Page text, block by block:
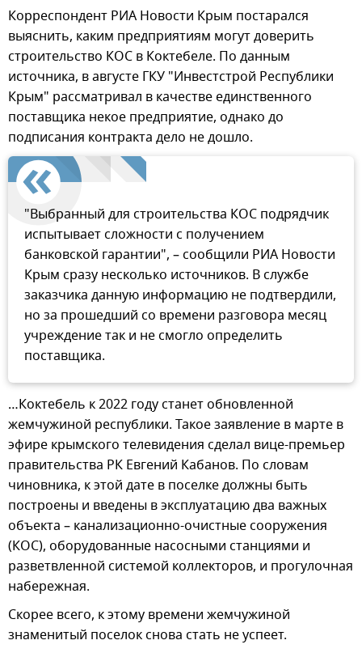
Корреспондент РИА Новости Крым постарался
выяснить, каким предприятиям могут доверить
строительство КОС в Коктебеле. По данным
источника, в августе ГКУ "Инвестстрой Республики
Крым" рассматривал в качестве единственного
поставщика некое предприятие, однако до
подписания контракта дело не дошло.
"Выбранный для строительства КОС подрядчик
испытывает сложности с получением
банковской гарантии", – сообщили РИА Новости
Крым сразу несколько источников. В службе
заказчика данную информацию не подтвердили,
но за прошедший со времени разговора месяц
учреждение так и не смогло определить
поставщика.
…Коктебель к 2022 году станет обновленной
жемчужиной республики. Такое заявление в марте в
эфире крымского телевидения сделал вице-премьер
правительства РК Евгений Кабанов. По словам
чиновника, к этой дате в поселке должны быть
построены и введены в эксплуатацию два важных
объекта – канализационно-очистные сооружения
(КОС), оборудованные насосными станциями и
разветвленной системой коллекторов, и прогулочная
набережная.
Скорее всего, к этому времени жемчужиной
знаменитый поселок снова стать не успеет.